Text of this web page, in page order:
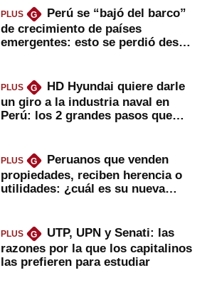
PLUS G
Perú se “bajó del barco”
de crecimiento de países
emergentes: esto se perdió desde
PLUS G
HD Hyundai quiere darle
un giro a la industria naval en
Perú: los 2 grandes pasos que
PLUS G
Peruanos que venden
propiedades, reciben herencia o
utilidades: ¿cuál es su nueva
PLUS G
UTP, UPN y Senati: las
razones por la que los capitalinos
las prefieren para estudiar